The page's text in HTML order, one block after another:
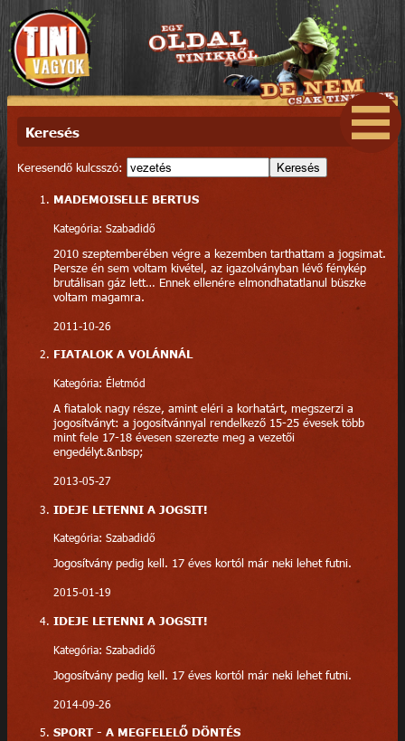
Keresés
Keresendő kulcsszó: Keresés
MADEMOISELLE BERTUS
Kategória: Szabadidő
2010 szeptemberében végre a kezemben tarthattam a jogsimat.
Persze én sem voltam kivétel, az igazolványban lévő fénykép
brutálisan gáz lett… Ennek ellenére elmondhatatlanul büszke
voltam magamra.
2011-10-26
FIATALOK A VOLÁNNÁL
Kategória: Életmód
A fiatalok nagy része, amint eléri a korhatárt, megszerzi a
jogosítványt: a jogosítvánnyal rendelkező 15-25 évesek több
mint fele 17-18 évesen szerezte meg a vezetői
engedélyt.&nbsp;
2013-05-27
IDEJE LETENNI A JOGSIT!
Kategória: Szabadidő
Jogosítvány pedig kell. 17 éves kortól már neki lehet futni.
2015-01-19
IDEJE LETENNI A JOGSIT!
Kategória: Szabadidő
Jogosítvány pedig kell. 17 éves kortól már neki lehet futni.
2014-09-26
SPORT - A MEGFELELŐ DÖNTÉS